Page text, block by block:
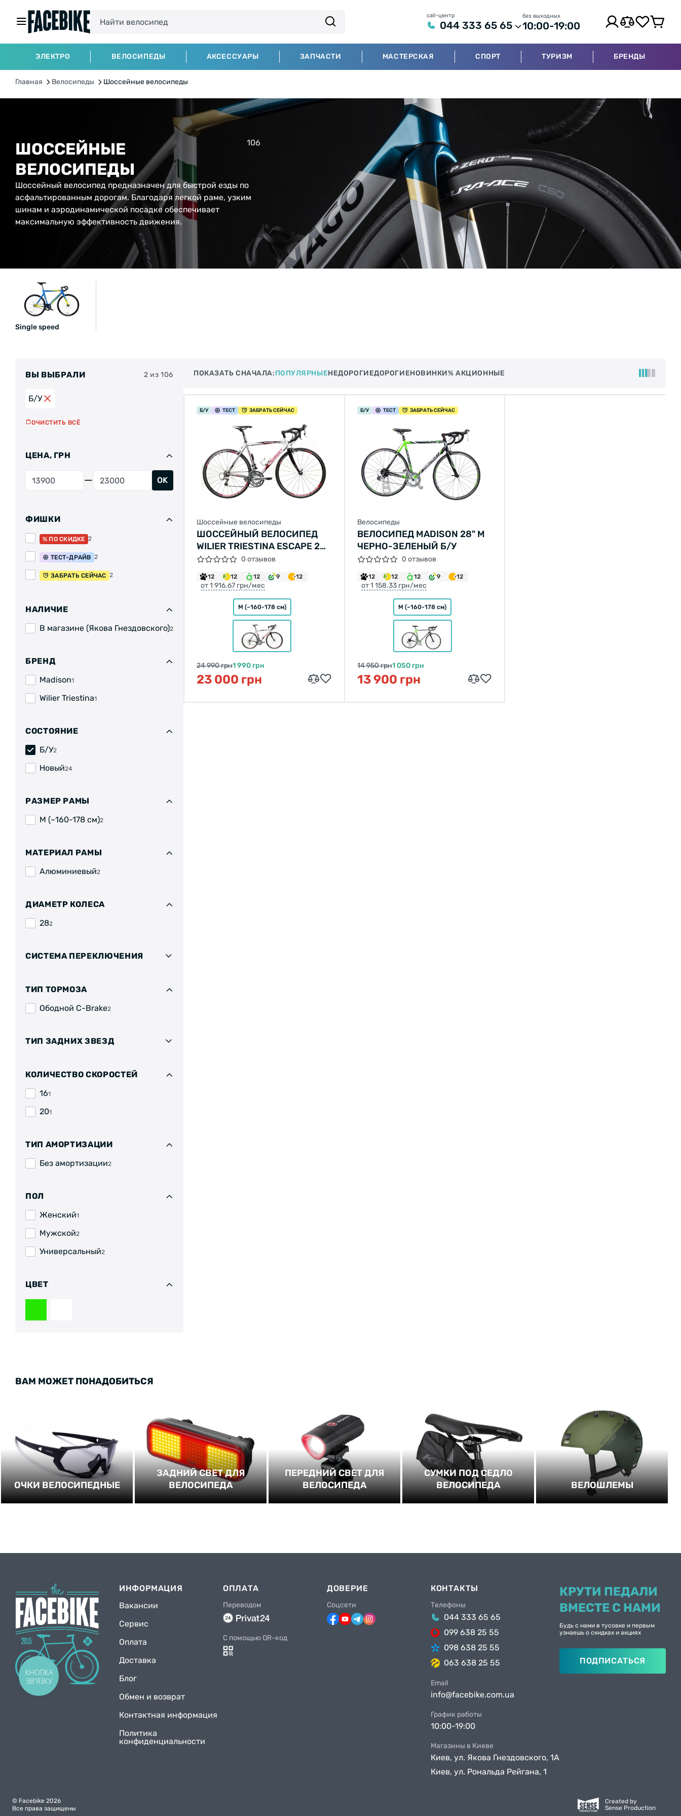
call-центр
044 333 65 65
без выходных
10:00-19:00
ЭЛЕКТРО ВЕЛОСИПЕДЫ АКСЕССУАРЫ ЗАПЧАСТИ МАСТЕРСКАЯ СПОРТ ТУРИЗМ БРЕНДЫ
Главная Велосипеды Шоссейные велосипеды
ШОССЕЙНЫЕ
ВЕЛОСИПЕДЫ
106
Шоссейный велосипед предназначен для быстрой езды по
асфальтированным дорогам. Благодаря легкой раме, узким
шинам и аэродинамической посадке обеспечивает
максимальную эффективность движения.
Single speed
ВЫ ВЫБРАЛИ 2 из 106
Б/У
ОЧИСТИТЬ ВСЁ
ЦЕНА, ГРН
OK
ФИШКИ
% ПО СКИДКЕ 2
ТЕСТ-ДРАЙВ 2
ЗАБРАТЬ СЕЙЧАС 2
НАЛИЧИЕ
В магазине (Якова Гнездовского)2
БРЕНД
Madison1
Wilier Triestina1
СОСТОЯНИЕ
Б/У2
Новый24
РАЗМЕР РАМЫ
M (~160-178 см)2
МАТЕРИАЛ РАМЫ
Алюминиевый2
ДИАМЕТР КОЛЕСА
282
СИСТЕМА ПЕРЕКЛЮЧЕНИЯ
ТИП ТОРМОЗА
Ободной C-Brake2
ТИП ЗАДНИХ ЗВЕЗД
КОЛИЧЕСТВО СКОРОСТЕЙ
161
201
ТИП АМОРТИЗАЦИИ
Без амортизации2
ПОЛ
Женский1
Мужской2
Универсальный2
ЦВЕТ
ПОКАЗАТЬ СНАЧАЛА:ПОПУЛЯРНЫЕНЕДОРОГИЕДОРОГИЕНОВИНКИ% АКЦИОННЫЕ
Б/У ТЕСТ ЗАБРАТЬ СЕЙЧАС
Шоссейные велосипеды
ШОССЕЙНЫЙ ВЕЛОСИПЕД
WILIER TRIESTINA ESCAPE 28"
M БЕЛЫЙ Б/У0 отзывов
12 12 12 9 12
от 1 916.67 грн/мес
M (~160-178 см)
24 990 грн1 990 грн
23 000 грн
Б/У ТЕСТ ЗАБРАТЬ СЕЙЧАС
Велосипеды
ВЕЛОСИПЕД MADISON 28" М
ЧЕРНО-ЗЕЛЕНЫЙ Б/У
0 отзывов
12 12 12 9 12
от 1 158.33 грн/мес
M (~160-178 см)
14 950 грн1 050 грн
13 900 грн
ВАМ МОЖЕТ ПОНАДОБИТЬСЯ
ОЧКИ ВЕЛОСИПЕДНЫЕ
ЗАДНИЙ СВЕТ ДЛЯ
ВЕЛОСИПЕДА
ПЕРЕДНИЙ СВЕТ ДЛЯ
ВЕЛОСИПЕДА
СУМКИ ПОД СЕДЛО
ВЕЛОСИПЕДА
ВЕЛОШЛЕМЫ
ИНФОРМАЦИЯ
Вакансии
Сервис
Оплата
Доставка
Блог
Обмен и возврат
Контактная информация
Политика
конфиденциальности
ОПЛАТА
Переводом
C помощью QR-код
ДОВЕРИЕ
Соцсети
КОНТАКТЫ
Телефоны
044 333 65 65
099 638 25 55
098 638 25 55
063 638 25 55
Email
info@facebike.com.ua
График работы
10:00-19:00
Магазины в Киеве
Киев, ул. Якова Гнездовского, 1А
Киев, ул. Рональда Рейгана, 1
КРУТИ ПЕДАЛИ
ВМЕСТЕ С НАМИ
Будь с нами в тусовке и первым
узнаешь о скидках и акциях
ПОДПИСАТЬСЯ
© Facebike 2026
Все права защищены
Created by
Sense Production
КНОПКА
ЗВ'ЯЗКУ